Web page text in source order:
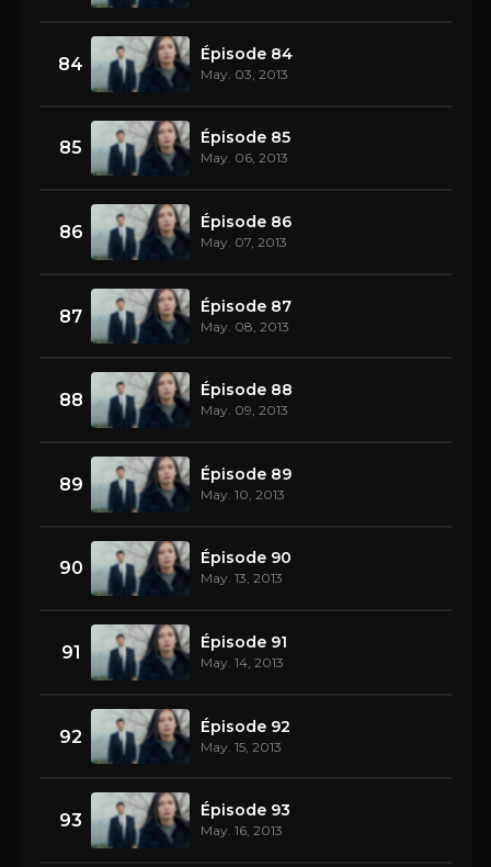
84 Épisode 84
May. 03, 2013
85 Épisode 85
May. 06, 2013
86 Épisode 86
May. 07, 2013
87 Épisode 87
May. 08, 2013
88 Épisode 88
May. 09, 2013
89 Épisode 89
May. 10, 2013
90 Épisode 90
May. 13, 2013
91 Épisode 91
May. 14, 2013
92 Épisode 92
May. 15, 2013
93 Épisode 93
May. 16, 2013